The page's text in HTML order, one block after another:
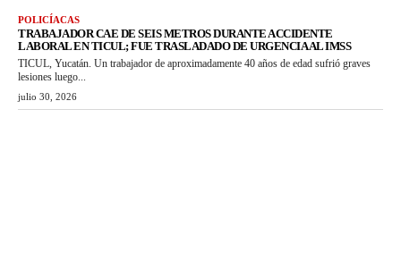
POLICÍACAS
TRABAJADOR CAE DE SEIS METROS DURANTE ACCIDENTE
LABORAL EN TICUL; FUE TRASLADADO DE URGENCIA AL IMSS
TICUL, Yucatán. Un trabajador de aproximadamente 40 años de edad sufrió graves
lesiones luego...
julio 30, 2026